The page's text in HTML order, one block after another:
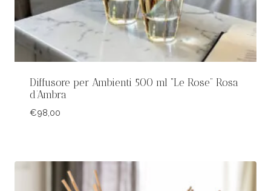
Diffusore per Ambienti 500 ml “Le Rose” Rosa
d’Ambra
€98,00